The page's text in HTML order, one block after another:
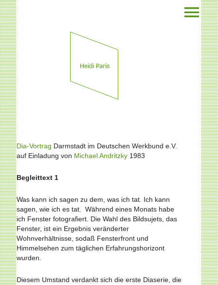
Dia-Vortrag Darmstadt im Deutschen Werkbund e.V.
auf Einladung von Michael Andritzky1983
Begleittext 1
Was kann ich sagen zu dem, was ich tat. Ich kann
sagen, wie ich es tat. Während eines Monats habe
ich Fenster fotografiert. Die Wahl des Bildsujets, das
Fenster, ist ein Ergebnis veränderter
Wohnverhältnisse, sodaß Fensterfront und
Himmelsehen zum täglichen Erfahrungshorizont
wurden.
Diesem Umstand verdankt sich die erste Diaserie, die